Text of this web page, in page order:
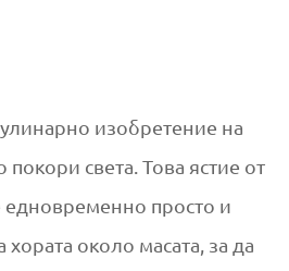
изобретение на
света. Това ястие от
едновременно просто и
около масата, за да